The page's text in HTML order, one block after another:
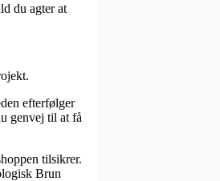
du agter at
efterfølger
genvej til at få
tilsikrer.
Brun